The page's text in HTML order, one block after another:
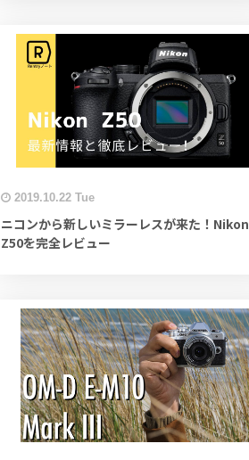
2019.10.22 Tue
ニコンから新しいミラーレスが来た！Nikon
Z50を完全レビュー